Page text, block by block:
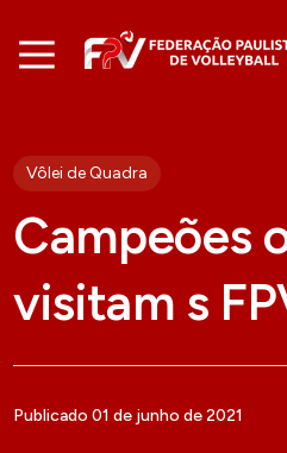
Vôlei de Quadra
Campeões
visitam s
Publicado 01 de junho de 2021